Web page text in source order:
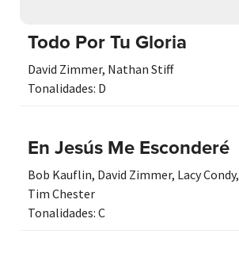
Todo Por Tu Gloria
David Zimmer, Nathan Stiff
Tonalidades: D
En Jesús Me Esconderé
Bob Kauflin, David Zimmer, Lacy Condy,
Tim Chester
Tonalidades: C